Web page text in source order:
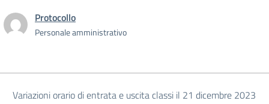
Protocollo
Personale amministrativo
Variazioni orario di entrata e uscita classi il 21 dicembre 2023